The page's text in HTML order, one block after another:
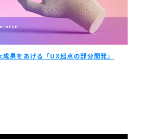
果をあげる「UX起点の部分開発」